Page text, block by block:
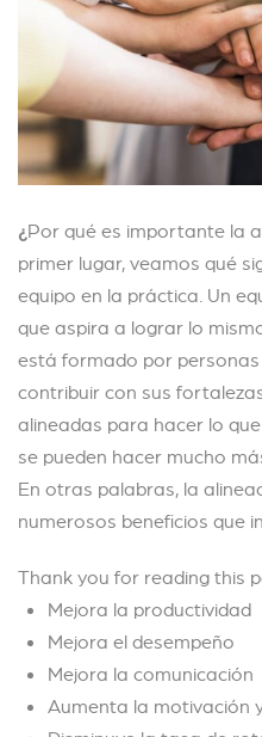
¿Por qué es importante la
primer lugar, veamos qué
equipo en la práctica. Un
que aspira a lograr lo
está formado por
contribuir con sus
alineadas para hacer lo
se pueden hacer mucho
En otras palabras, la
numerosos beneficios que
Thank you for reading this
Mejora la productividad
Mejora el desempeño
Mejora la comunicación
Aumenta la motivación